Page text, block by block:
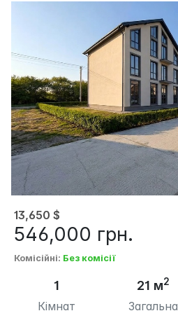
13,650 $
546,000 грн.
Комісійні: Без комісії
1
Кімнат
21 м2
Загальна